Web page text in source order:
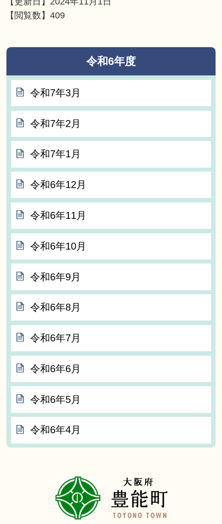
【閲覧数】409
令和6年度
令和7年3月
令和7年2月
令和7年1月
令和6年12月
令和6年11月
令和6年10月
令和6年9月
令和6年8月
令和6年7月
令和6年6月
令和6年5月
令和6年4月